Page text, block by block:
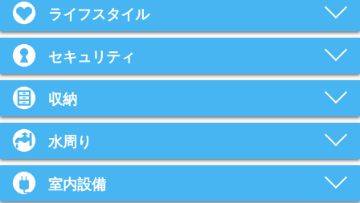
ライフスタイル
セキュリティ
収納
水周り
室内設備